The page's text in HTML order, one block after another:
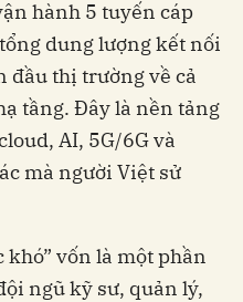
hành 5 tuyến cáp
dung lượng kết nối
đầu thị trường về cả
tầng. Đây là nền tảng
AI, 5G/6G và
mà người Việt sử
vốn là một phần
ngũ kỹ sư, quản lý,